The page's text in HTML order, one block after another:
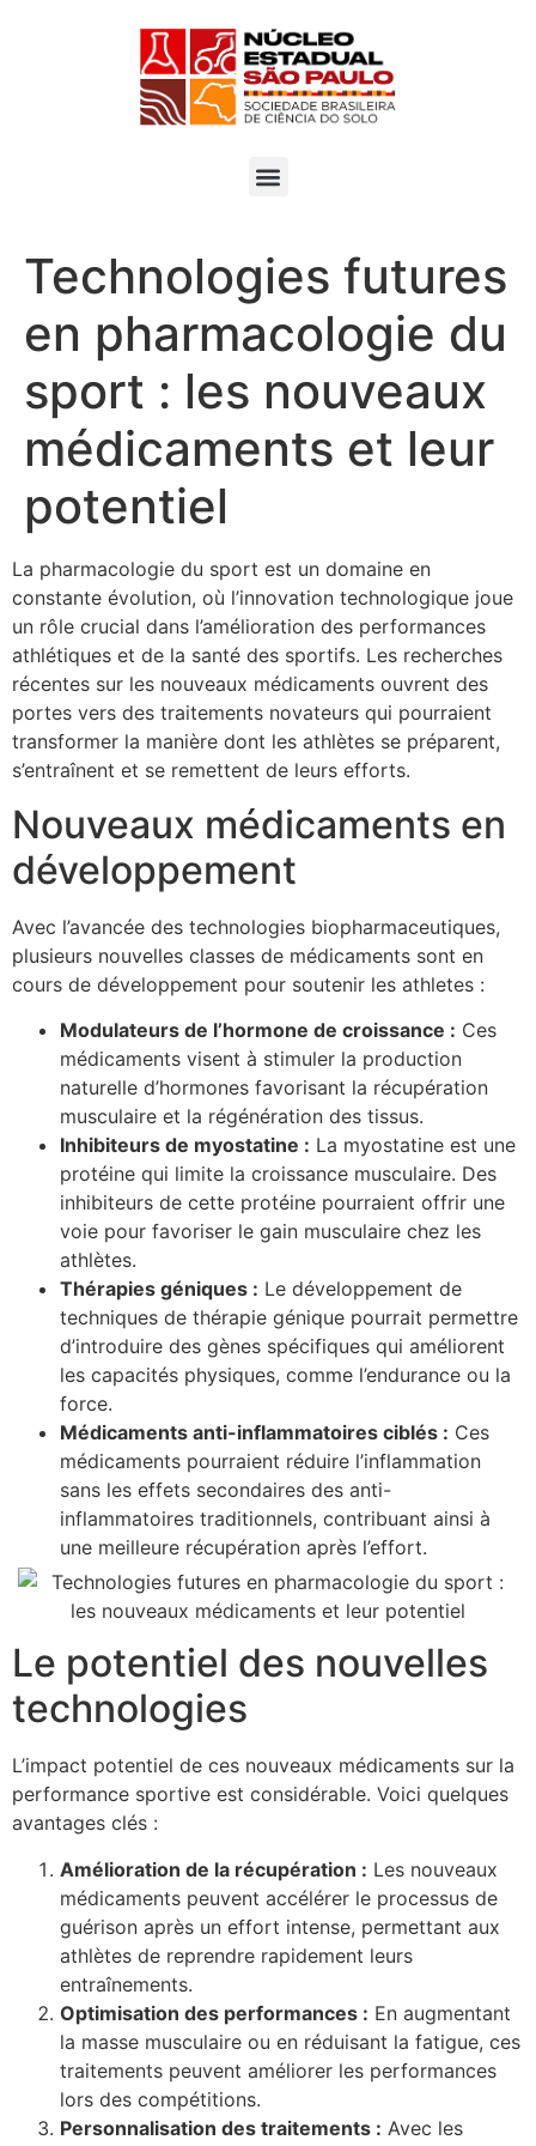
Technologies futures
en pharmacologie du
sport : les nouveaux
médicaments et leur
potentiel
La pharmacologie du sport est un domaine en
constante évolution, où l’innovation technologique joue
un rôle crucial dans l’amélioration des performances
athlétiques et de la santé des sportifs. Les recherches
récentes sur les nouveaux médicaments ouvrent des
portes vers des traitements novateurs qui pourraient
transformer la manière dont les athlètes se préparent,
s’entraînent et se remettent de leurs efforts.
Nouveaux médicaments en
développement
Avec l’avancée des technologies biopharmaceutiques,
plusieurs nouvelles classes de médicaments sont en
cours de développement pour soutenir les athletes :
Modulateurs de l’hormone de croissance : Ces
médicaments visent à stimuler la production
naturelle d’hormones favorisant la récupération
musculaire et la régénération des tissus.
Inhibiteurs de myostatine : La myostatine est une
protéine qui limite la croissance musculaire. Des
inhibiteurs de cette protéine pourraient offrir une
voie pour favoriser le gain musculaire chez les
athlètes.
Thérapies géniques : Le développement de
techniques de thérapie génique pourrait permettre
d’introduire des gènes spécifiques qui améliorent
les capacités physiques, comme l’endurance ou la
force.
Médicaments anti-inflammatoires ciblés : Ces
médicaments pourraient réduire l’inflammation
sans les effets secondaires des anti-
inflammatoires traditionnels, contribuant ainsi à
une meilleure récupération après l’effort.
Le potentiel des nouvelles
technologies
L’impact potentiel de ces nouveaux médicaments sur la
performance sportive est considérable. Voici quelques
avantages clés :
Amélioration de la récupération : Les nouveaux
médicaments peuvent accélérer le processus de
guérison après un effort intense, permettant aux
athlètes de reprendre rapidement leurs
entraînements.
Optimisation des performances : En augmentant
la masse musculaire ou en réduisant la fatigue, ces
traitements peuvent améliorer les performances
lors des compétitions.
Personnalisation des traitements : Avec les